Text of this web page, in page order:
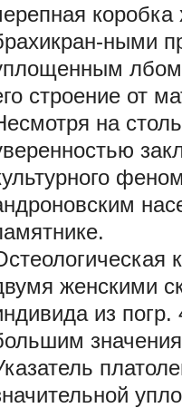
коробка
ными
лбом.
строение от
на
женскими
из погр.